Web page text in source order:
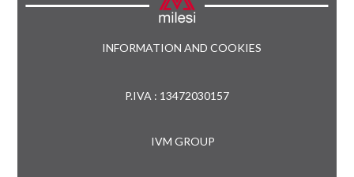
INFORMATION AND COOKIES
P.IVA : 13472030157
IVM GROUP